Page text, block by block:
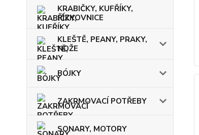
KRABIČKY, KUFŘÍKY,
ŘÍZKOVNICE
KLEŠTĚ, PEANY, PRAKY,
NOŽE
BÓJKY
ZAKRMOVACÍ POTŘEBY
SONARY, MOTORY